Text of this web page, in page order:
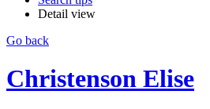
Detail view
Go back
Christenson Elise